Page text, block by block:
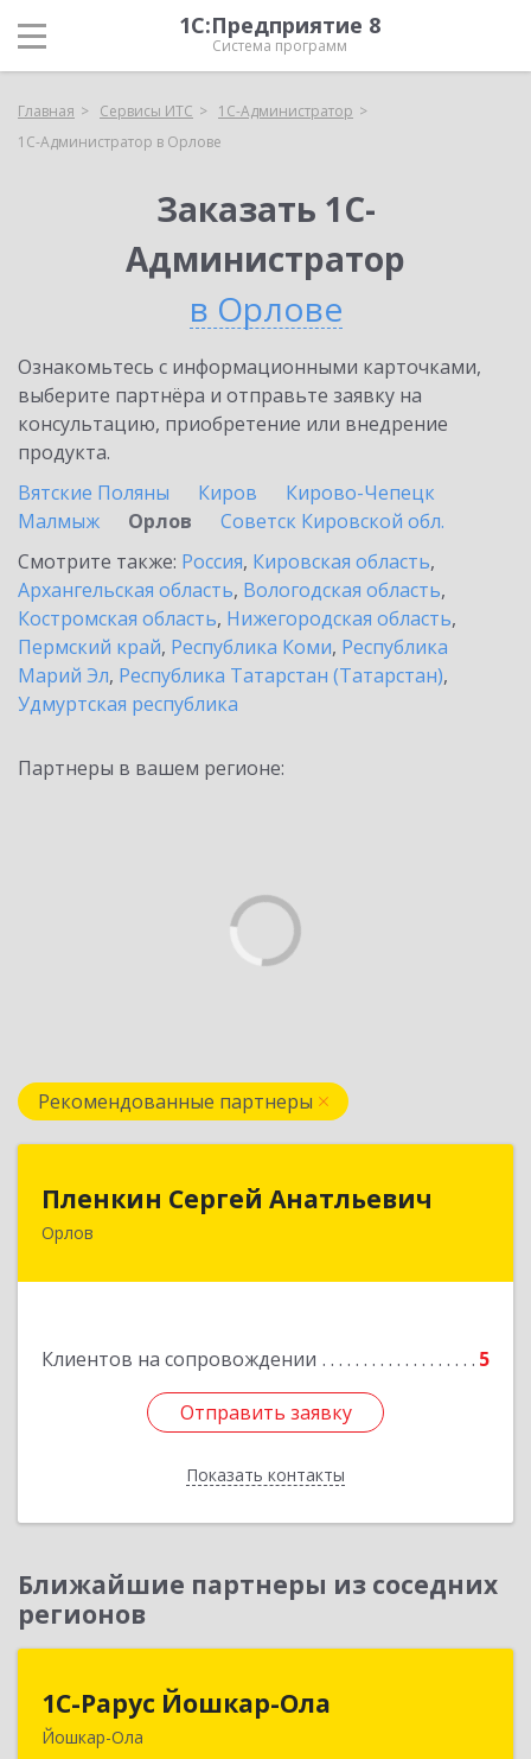
1С:Предприятие 8
Система программ
Главная Сервисы ИТС
1С-Администратор
1С-Администратор в Орлове
Заказать 1С-
Администратор
в Орлове
Ознакомьтесь с информационными карточками,
выберите партнёра и отправьте заявку на
консультацию, приобретение или внедрение
продукта.
Вятские Поляны
Киров
Кирово-Чепецк
Малмыж
Орлов
Советск Кировской обл.
Смотрите также: Россия, Кировская область,
Архангельская область, Вологодская область,
Костромская область, Нижегородская область,
Пермский край, Республика Коми, Республика
Марий Эл, Республика Татарстан (Татарстан),
Удмуртская республика
Партнеры в вашем регионе:
Рекомендованные партнеры
Пленкин Сергей Анатльевич
Орлов
Клиентов на сопровождении 5
Отправить заявку
Показать контакты
Пленкин Сергей Анатльевич
Отправить заявку
Назад
Ближайшие партнеры из соседних
регионов
1С-Рарус Йошкар-Ола
Йошкар-Ола
424004, Марий Эл Респ, Йошкар-Ола г, Волкова